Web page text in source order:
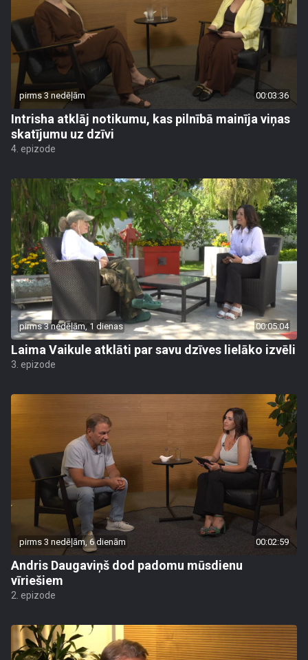
pirms 3 nedēļām 00:03:36
Intrisha atklāj notikumu, kas pilnībā mainīja viņas
skatījumu uz dzīvi
4. epizode
pirms 3 nedēļām, 1 dienas 00:05:04
Laima Vaikule atklāti par savu dzīves lielāko izvēli
3. epizode
pirms 3 nedēļām, 6 dienām 00:02:59
Andris Daugaviņš dod padomu mūsdienu
vīriešiem
2. epizode